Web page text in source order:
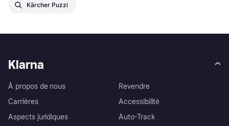
Kärcher Puzzi
Klarna
À propos de nous
Carrières
Aspects juridiques
Revendre
Accessibilité
Auto-Track